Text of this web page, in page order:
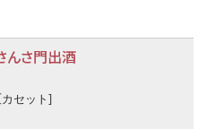
んさ門出酒
セット]